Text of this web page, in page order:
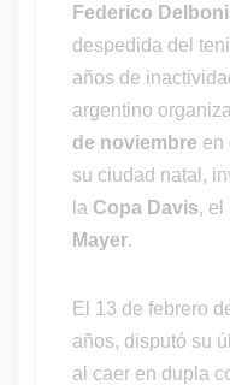
Federico
despedida del
años de
argentino
de noviembre en
su ciudad natal,
la Copa Davis, el
Mayer.
El 13 de febrero
años, disputó su
al caer en dupla